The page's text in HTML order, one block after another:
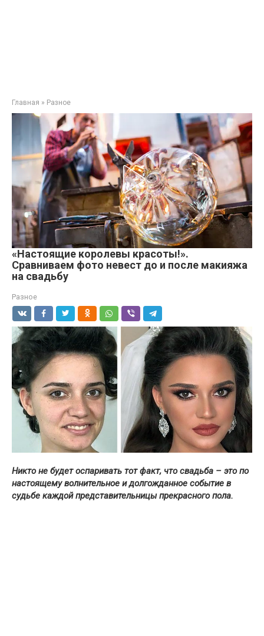
Главная » Разное
«Настоящие королевы красоты!».
Сравниваем фото невест до и после макияжа
на свадьбу
Разное
Никто не будет оспаривать тот факт, что свадьба – это по
настоящему волнительное и долгожданное событие в
судьбе каждой представительницы прекрасного пола.